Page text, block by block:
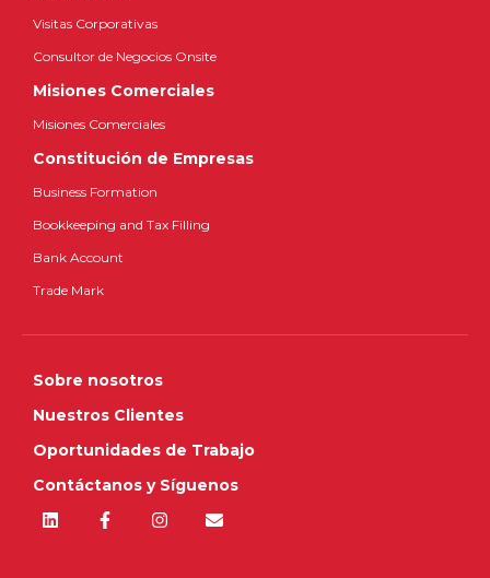
Visitas Corporativas
Consultor de Negocios Onsite
Misiones Comerciales
Misiones Comerciales
Constitución de Empresas
Business Formation
Bookkeeping and Tax Filling
Bank Account
Trade Mark
Sobre nosotros
Nuestros Clientes
Oportunidades de Trabajo
Contáctanos y Síguenos